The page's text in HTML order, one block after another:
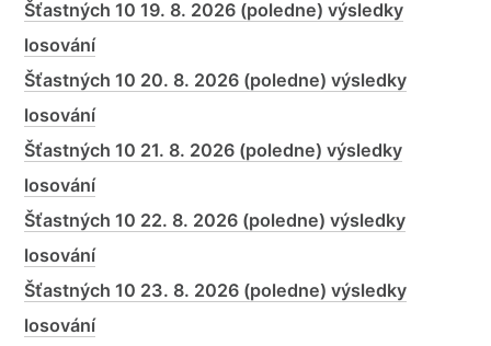
Šťastných 10 19. 8. 2026 (poledne) výsledky
losování
Šťastných 10 20. 8. 2026 (poledne) výsledky
losování
Šťastných 10 21. 8. 2026 (poledne) výsledky
losování
Šťastných 10 22. 8. 2026 (poledne) výsledky
losování
Šťastných 10 23. 8. 2026 (poledne) výsledky
losování